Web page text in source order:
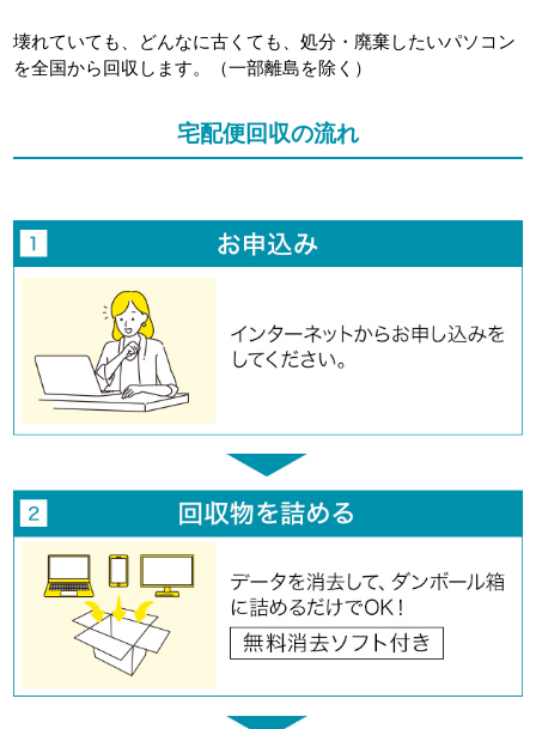
壊れていても、どんなに古くても、処分・廃棄したいパソコン
を全国から回収します。（一部離島を除く）
宅配便回収の流れ